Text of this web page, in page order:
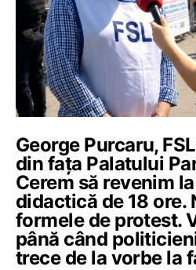
George Purcaru,
din fața Palatului
Cerem să revenim
didactică de 18 ore.
formele de protest.
până când
trece de la vorbe la